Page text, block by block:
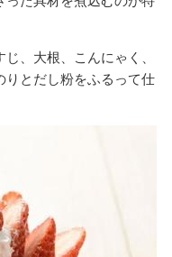
、大根、こんにゃく、
りとだし粉をふるって仕